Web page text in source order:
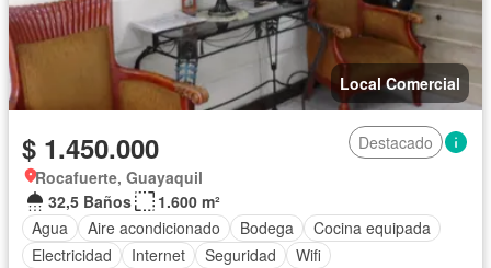
Local Comercial
$ 1.450.000
Destacado
Rocafuerte, Guayaquil
32,5 Baños
1.600 m²
Agua
Aire acondicionado Bodega
Cocina equipada
Electricidad
Internet Seguridad
Wifi